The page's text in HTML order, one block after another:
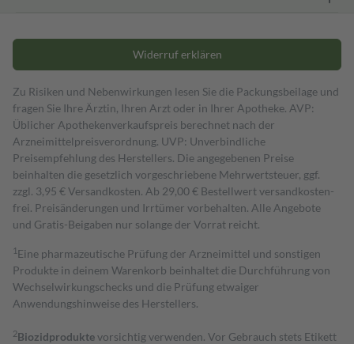
Widerruf erklären
Zu Risiken und Nebenwirkungen lesen Sie die Packungsbeilage und
fragen Sie Ihre Ärztin, Ihren Arzt oder in Ihrer Apotheke. AVP:
Üblicher Apothekenverkaufspreis berechnet nach der
Arzneimittelpreisverordnung. UVP: Unverbindliche
Preisempfehlung des Herstellers. Die angegebenen Preise
beinhalten die gesetzlich vorgeschriebene Mehrwertsteuer, ggf.
zzgl. 3,95 € Versandkosten. Ab 29,00 € Bestell­wert versand­kosten­
frei. Preisänderungen und Irrtümer vorbehalten. Alle Angebote
und Gratis-Beigaben nur solange der Vorrat reicht.
1 Eine pharmazeutische Prüfung der Arzneimittel und sonstigen
Produkte in deinem Warenkorb beinhaltet die Durchführung von
Wechselwirkungschecks und die Prüfung etwaiger
Anwendungshinweise des Herstellers.
2Biozidproduktevorsichtig verwenden. Vor Gebrauch stets Etikett